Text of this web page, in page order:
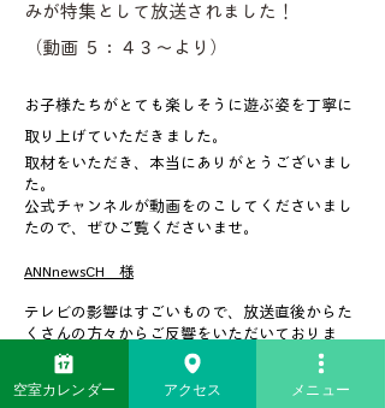
みが特集として放送されました！
（動画 ５：４３～より）
お子様たちがとても楽しそうに遊ぶ姿を丁寧に
取り上げていただきました。
取材をいただき、本当にありがとうございまし
た。
公式チャンネルが動画をのこしてくださいまし
たので、ぜひご覧くださいませ。
ANNnewsCH 様
テレビの影響はすごいもので、放送直後からた
くさんの方々からご反響をいただいておりま
す。
​ぜひお子様たちを連れてプチアトラクション
空室カレンダー アクセス メニュー